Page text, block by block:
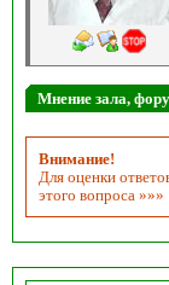
Мнение зала,
Внимание!
Для оценки
этого вопроса »»»